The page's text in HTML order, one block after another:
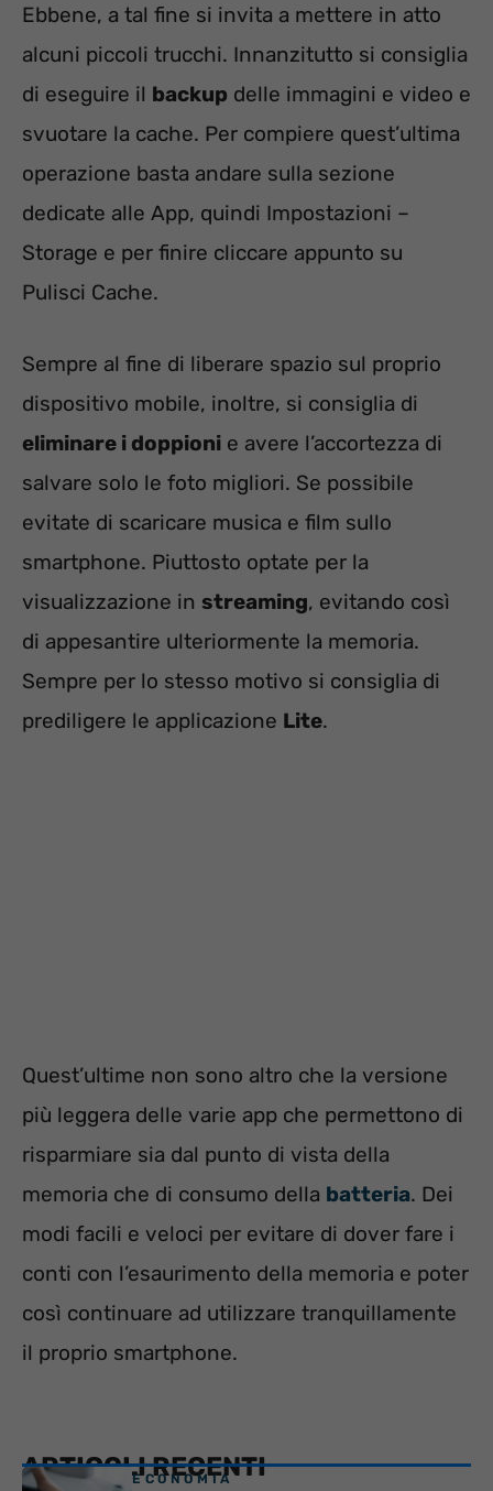
Ebbene, a tal fine si invita a mettere in atto
alcuni piccoli trucchi. Innanzitutto si consiglia
di eseguire il backup delle immagini e video e
svuotare la cache. Per compiere quest’ultima
operazione basta andare sulla sezione
dedicate alle App, quindi Impostazioni –
Storage e per finire cliccare appunto su
Pulisci Cache.
Sempre al fine di liberare spazio sul proprio
dispositivo mobile, inoltre, si consiglia di
eliminare i doppioni e avere l’accortezza di
salvare solo le foto migliori. Se possibile
evitate di scaricare musica e film sullo
smartphone. Piuttosto optate per la
visualizzazione in streaming, evitando così
di appesantire ulteriormente la memoria.
Sempre per lo stesso motivo si consiglia di
prediligere le applicazione Lite.
Quest’ultime non sono altro che la versione
più leggera delle varie app che permettono di
risparmiare sia dal punto di vista della
memoria che di consumo della batteria. Dei
modi facili e veloci per evitare di dover fare i
conti con l’esaurimento della memoria e poter
così continuare ad utilizzare tranquillamente
il proprio smartphone.
ARTICOLI RECENTI
ECONOMIA